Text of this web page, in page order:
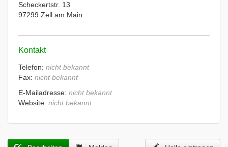
Scheckertstr. 13
97299 Zell am Main
Kontakt
Telefon: nicht bekannt
Fax: nicht bekannt
E-Mailadresse: nicht bekannt
Website: nicht bekannt